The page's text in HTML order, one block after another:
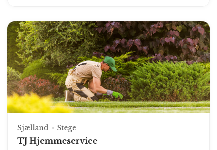
Sjælland Stege
TJ Hjemmeservice